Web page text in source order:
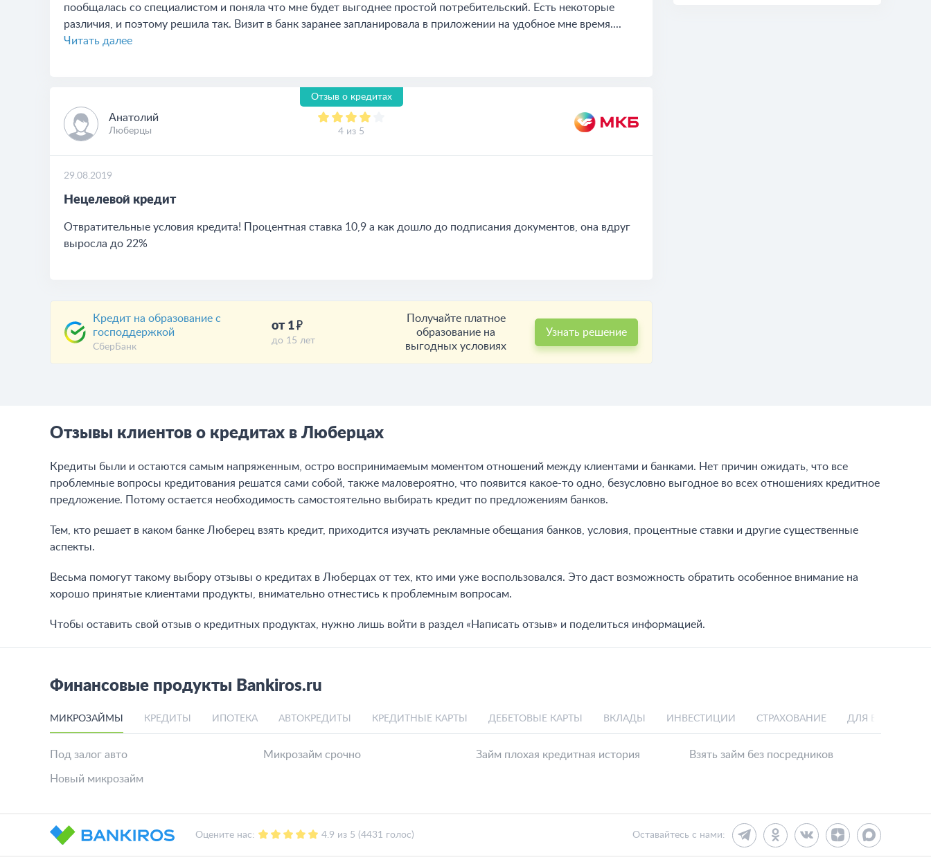
пообщалась со специалистом и поняла что мне будет выгоднее простой потребительский. Есть некоторые
различия, и поэтому решила так. Визит в банк заранее запланировала в приложении на удобное мне время....
Читать далее
Отзыв о кредитах
Анатолий
Люберцы 4 из 5
29.08.2019
Нецелевой кредит
Отвратительные условия кредита! Процентная ставка 10,9 а как дошло до подписания документов, она вдруг
выросла до 22%
Кредит на образование с
господдержкой
СберБанк
от 1
до 15 лет
Получайте платное
образование на
выгодных условиях
Узнать решение
Отзывы клиентов о кредитах в Люберцах
Кредиты были и остаются самым напряженным, остро воспринимаемым моментом отношений между клиентами и банками. Нет причин ожидать, что все
проблемные вопросы кредитования решатся сами собой, также маловероятно, что появится какое-то одно, безусловно выгодное во всех отношениях кредитное
предложение. Потому остается необходимость самостоятельно выбирать кредит по предложениям банков.
Тем, кто решает в каком банке Люберец взять кредит, приходится изучать рекламные обещания банков, условия, процентные ставки и другие существенные
аспекты.
Весьма помогут такому выбору отзывы о кредитах в Люберцах от тех, кто ими уже воспользовался. Это даст возможность обратить особенное внимание на
хорошо принятые клиентами продукты, внимательно отнестись к проблемным вопросам.
Чтобы оставить свой отзыв о кредитных продуктах, нужно лишь войти в раздел «Написать отзыв» и поделиться информацией.
Финансовые продукты Bankiros.ru
МИКРОЗАЙМЫ КРЕДИТЫ ИПОТЕКА АВТОКРЕДИТЫ КРЕДИТНЫЕ КАРТЫ ДЕБЕТОВЫЕ КАРТЫ ВКЛАДЫ ИНВЕСТИЦИИ СТРАХОВАНИЕ ДЛЯ БИЗНЕСА
Под залог авто
Новый микрозайм
Микрозайм срочно Займ плохая кредитная история Взять займ без посредников
Оцените нас: 4.9 из 5 (4431 голос) Оставайтесь с нами: